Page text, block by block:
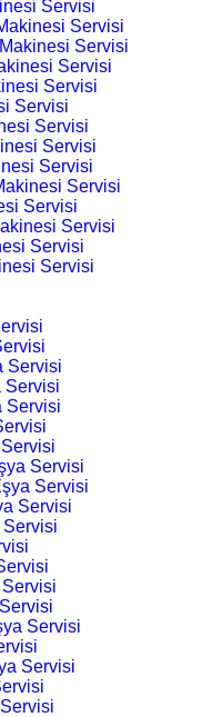
Servisi
Servisi
Servisi
Servisi
Servisi
Servisi
Servisi
Servisi
Servisi
Servisi
Servisi
Servisi
Servisi
Servisi
Servisi
Servisi
Servisi
Servisi
Servisi
Servisi
Servisi
Servisi
Servisi